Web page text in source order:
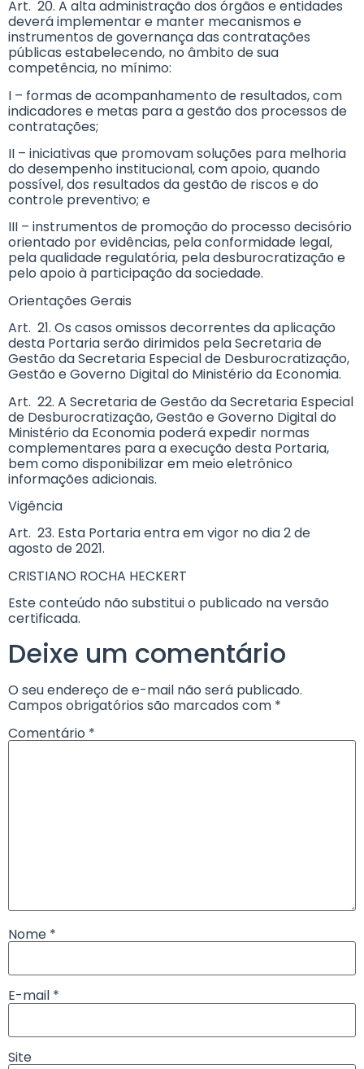
Art. 20. A alta administração dos órgãos e entidades
deverá implementar e manter mecanismos e
instrumentos de governança das contratações
públicas estabelecendo, no âmbito de sua
competência, no mínimo:
I – formas de acompanhamento de resultados, com
indicadores e metas para a gestão dos processos de
contratações;
II – iniciativas que promovam soluções para melhoria
do desempenho institucional, com apoio, quando
possível, dos resultados da gestão de riscos e do
controle preventivo; e
III – instrumentos de promoção do processo decisório
orientado por evidências, pela conformidade legal,
pela qualidade regulatória, pela desburocratização e
pelo apoio à participação da sociedade.
Orientações Gerais
Art. 21. Os casos omissos decorrentes da aplicação
desta Portaria serão dirimidos pela Secretaria de
Gestão da Secretaria Especial de Desburocratização,
Gestão e Governo Digital do Ministério da Economia.
Art. 22. A Secretaria de Gestão da Secretaria Especial
de Desburocratização, Gestão e Governo Digital do
Ministério da Economia poderá expedir normas
complementares para a execução desta Portaria,
bem como disponibilizar em meio eletrônico
informações adicionais.
Vigência
Art. 23. Esta Portaria entra em vigor no dia 2 de
agosto de 2021.
CRISTIANO ROCHA HECKERT
Este conteúdo não substitui o publicado na versão
certificada.
Deixe um comentário
O seu endereço de e-mail não será publicado.
Campos obrigatórios são marcados com *
Comentário *
Nome *
E-mail *
Site